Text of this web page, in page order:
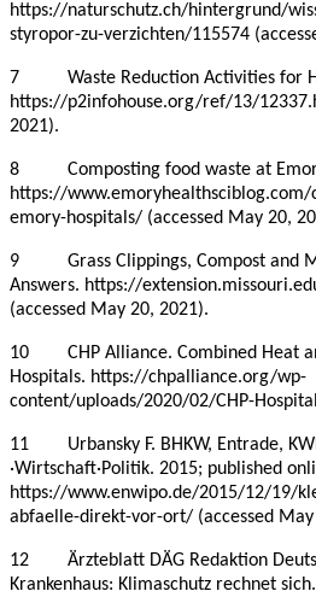
https://naturschutz.ch/hintergrund/
styropor-zu-verzichten/115574
7 Waste Reduction Activities for
https://p2infohouse.org/ref/13/
2021).
8 Composting food waste at
https://
emory-hospitals/ (accessed May 20,
9 Grass Clippings, Compost and
Answers. https://
(accessed May 20, 2021).
10 CHP Alliance. Combined Heat
Hospitals. https://chpalliance.org/wp-
content/uploads/2020/02/CHP-
11 Urbansky F. BHKW, Entrade,
·Wirtschaft·Politik. 2015; published
https://www.enwipo.de/2015/12/19/
abfaelle-direkt-vor-ort/ (accessed May
12 Ärzteblatt DÄG Redaktion
Krankenhaus: Klimaschutz rechnet